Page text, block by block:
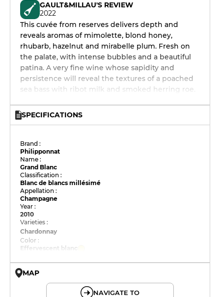
GAULT&MILLAU'S REVIEW
2022
This cuvée from reserves delivers depth and
reveals aromas of mimolette, blond honey,
rhubarb, hazelnut and mirabelle plum. Fresh on
the palate, with intense bubbles and a beautiful
patina. A very fine wine whose sapidity and
persistence will reveal the textures of a poached
sea bass with ribot milk and smoked herring roe.
SPECIFICATIONS
Brand :
Philipponnat
Name :
Grand Blanc
Classification :
Blanc de blancs millésimé
Appellation :
Champagne
Year :
2010
Varieties :
Chardonnay
Color :
Effervescent blanc
MAP
NAVIGATE TO